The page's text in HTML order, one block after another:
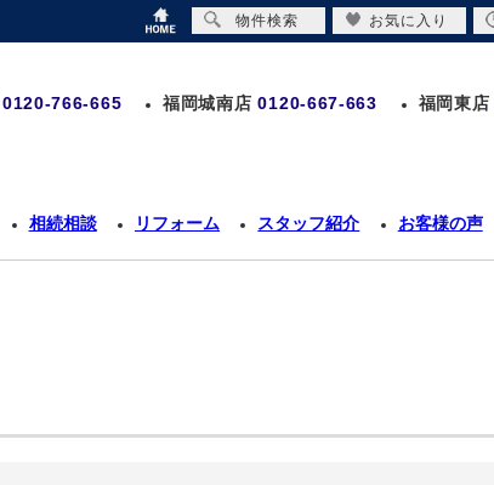
0120-766-665 福岡城南店 0120-667-663 福岡東店
相続相談 リフォーム スタッフ紹介 お客様の声
物件検索 お気に入り